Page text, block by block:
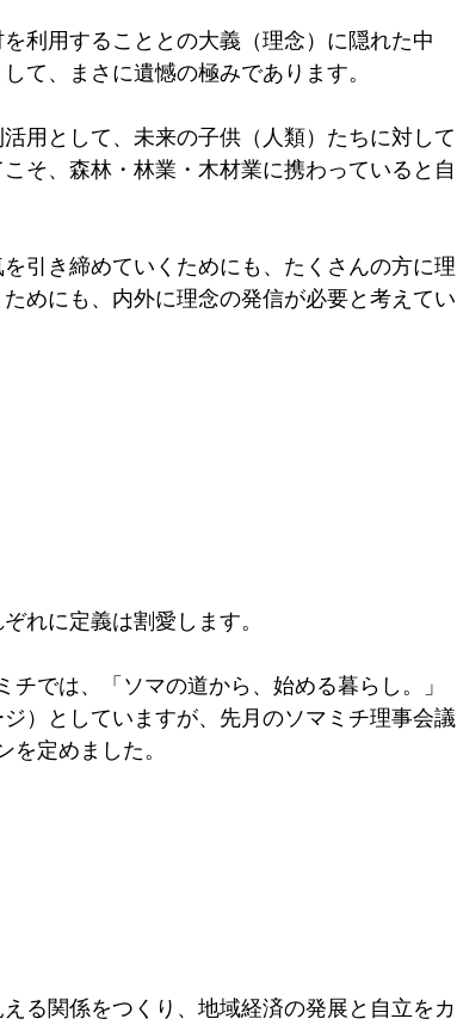
利用することとの大義（理念）に隠れた中
て、まさに遺憾の極みであります。
用として、未来の子供（人類）たちに対して
そ、森林・林業・木材業に携わっていると自
引き締めていくためにも、たくさんの方に理
めにも、内外に理念の発信が必要と考えてい
れに定義は割愛します。
では、「ソマの道から、始める暮らし。」
）としていますが、先月のソマミチ理事会議
定めました。
る関係をつくり、地域経済の発展と自立をカ